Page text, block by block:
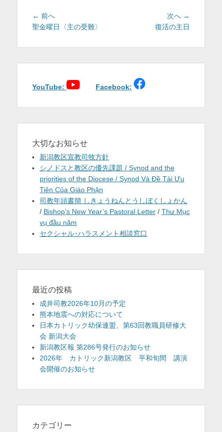
投
稿
ゲ
シ
← 前へ
の
稿:
聖金曜日〈主の受難〉
次へ →
稿:
復活の主日
YouTube: Facebook:
大切なお知らせ
新潟教区宣教司牧方針
シノドスと教区の優先課題 / Synod and the
priorities of the Diocese / Synod Và Đề Tài Ưu
Tiên Của Giáo Phận
司教年頭書簡 しきょうねんとうしぼくしょかん
/ Bishop’s New Year’s Pastoral Letter / Thư Mục
vụ đầu năm
セクシャル･ハラスメント相談窓口
最近の投稿
成井司教2026年10月の予定
熊本地震への対応について
日本カトリック幼保連盟、第63回教職員研修大
会 新潟大会
新潟教区報 第286号発行のお知らせ
2026年 カトリック新潟教区 平和旬間 講演
会開催のお知らせ
カテゴリー